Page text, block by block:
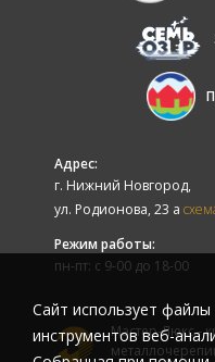
Адрес:
г. Нижний Новгород,
ул. Родионова, 23 а
Режим работы:
пн-пт: с 9-00 до 18-00
Мастер-Люкс -
Cайт использует
инструментов веб-